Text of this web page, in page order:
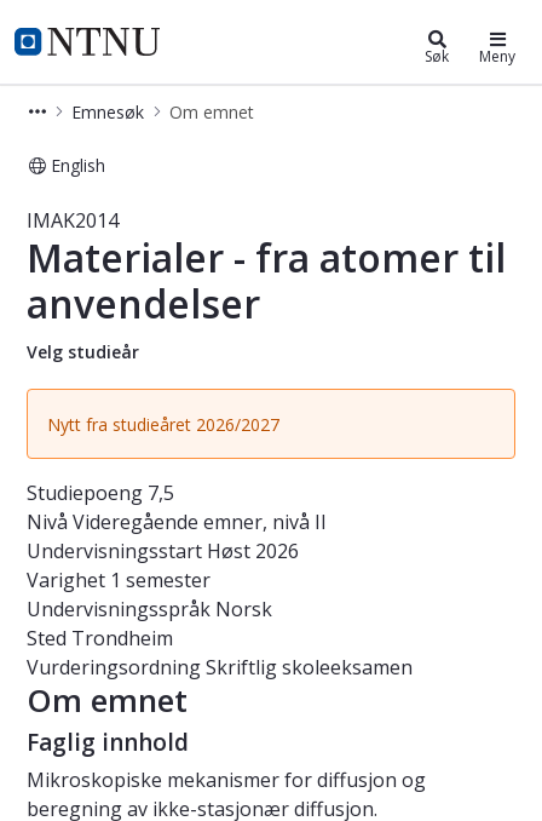
NTNU Hjemmeside
Studier Søk Meny
Emnesøk Om emnet
English
Emne - Materialer - fra atomer til
IMAK2014
Materialer - fra atomer til
anvendelser
Velg studieår
Nytt fra studieåret 2026/2027
Studiepoeng 7,5
Nivå Videregående emner, nivå II
Undervisningsstart Høst 2026
Varighet 1 semester
Undervisningsspråk Norsk
Sted Trondheim
VurderingsordningSkriftlig skoleeksamen
Om emnet
Faglig innhold
Mikroskopiske mekanismer for diffusjon og
beregning av ikke-stasjonær diffusjon.